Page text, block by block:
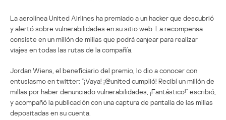
La aerolínea United Airlines ha premiado a un hacker que descubrió
y alertó sobre vulnerabilidades en su sitio web. La recompensa
consiste en un millón de millas que podrá canjear para realizar
viajes en todas las rutas de la compañía.
Jordan Wiens, el beneficiario del premio, lo dio a conocer con
entusiasmo en twitter: “¡Vaya! ¡@united cumplió! Recibí un millón de
millas por haber denunciado vulnerabilidades, ¡Fantástico!” escribió,
y acompañó la publicación con una captura de pantalla de las millas
depositadas en su cuenta.